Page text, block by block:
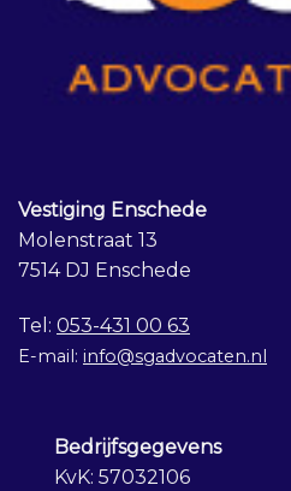
Vestiging Enschede
Molenstraat 13
7514 DJ Enschede
Tel: 053-431 00 63
E-mail: info@sgadvocaten.nl
Bedrijfsgegevens
KvK: 57032106